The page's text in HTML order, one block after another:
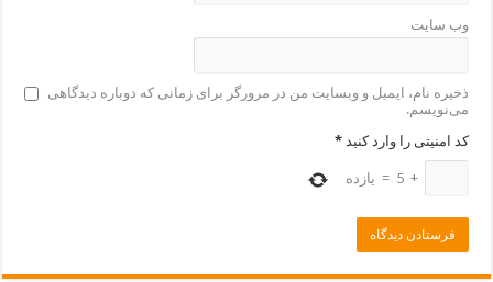
وب‌ سایت
ذخیره نام، ایمیل و وبسایت من در مرورگر برای زمانی که دوباره دیدگاهی
می‌نویسم.
کد امنیتی را وارد کنید *
+
5
= یازده